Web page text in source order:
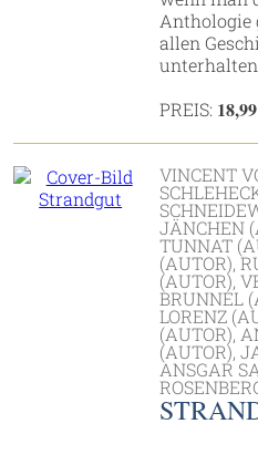
Anthologie
allen
PREIS:
VINCENT
JÄNCHEN
TUNNAT
AUTOR),
AUTOR),
RUNNEL
ORENZ
AUTOR),
AUTOR),
NSGAR